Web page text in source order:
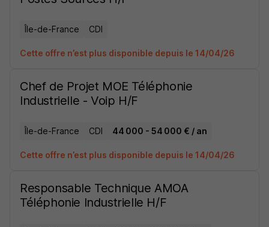
Île-de-France CDI
Cette offre n’est plus disponible depuis le 14/04/26
Chef de Projet MOE Téléphonie
Industrielle - Voip H/F
Île-de-France CDI 44 000 - 54 000 € / an
Cette offre n’est plus disponible depuis le 14/04/26
Responsable Technique AMOA
Téléphonie Industrielle H/F